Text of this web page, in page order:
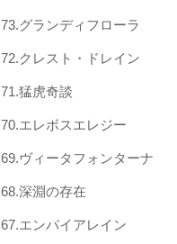
73.グランディフローラ
72.クレスト・ドレイン
71.猛虎奇談
70.エレボスエレジー
69.ヴィータフォンターナ
68.深淵の存在
67.エンパイアレイン